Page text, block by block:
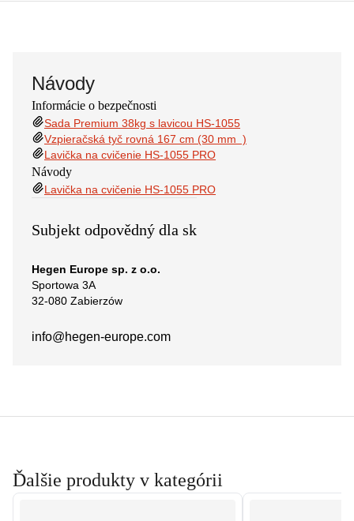
Návody
Informácie o bezpečnosti
Sada Premium 38kg s lavicou HS-1055
Vzpieračská tyč rovná 167 cm (30 mm )
Lavička na cvičenie HS-1055 PRO
Návody
Lavička na cvičenie HS-1055 PRO
Subjekt odpovědný dla sk
Hegen Europe sp. z o.o.
Sportowa 3A
32-080 Zabierzów
info@hegen-europe.com
Ďalšie produkty v kategórii